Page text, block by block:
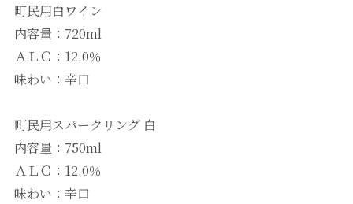
町民用白ワイン
内容量：720ml
ＡＬＣ：12.0％
味わい：辛口
町民用スパークリング 白
内容量：750ml
ＡＬＣ：12.0％
味わい：辛口